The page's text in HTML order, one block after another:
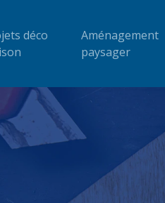
déco
Aménagement
paysager